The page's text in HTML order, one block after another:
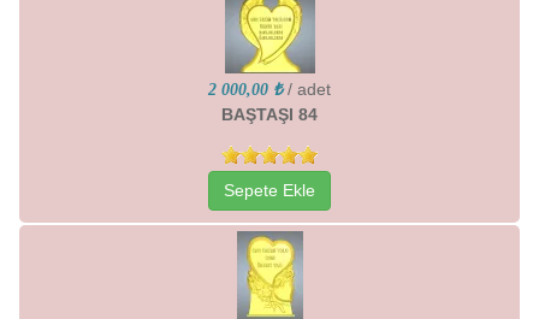
2 000,00 ₺ / adet
BAŞTAŞI 84
Sepete Ekle